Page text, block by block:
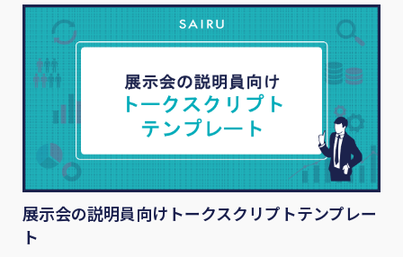
展示会の説明員向けトークスクリプトテンプレー
ト